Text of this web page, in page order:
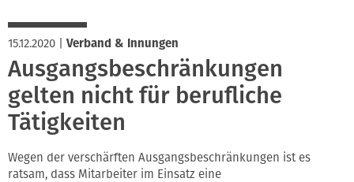
15.12.2020 Verband & Innungen
Ausgangsbeschränkungen
gelten nicht für berufliche
Tätigkeiten
Wegen der verschärften Ausgangsbeschränkungen ist es
ratsam, dass Mitarbeiter im Einsatz eine